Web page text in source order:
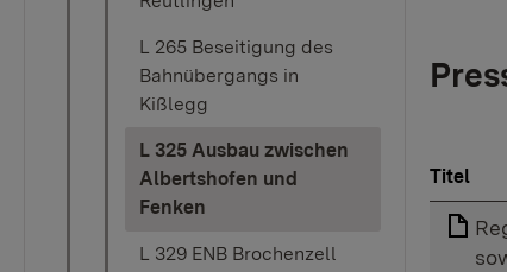
L 265 Beseitigung des
Bahnübergangs in
Kißlegg
L 325 Ausbau zwischen
Albertshofen und
Fenken
L 329 ENB Brochenzell
Titel